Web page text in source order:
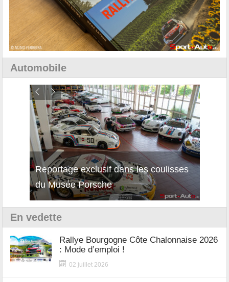
Automobile
Reportage exclusif dans les coulisses
du Musée Porsche
Découverte de la nouvelle Ferrari
12Cilindri Manuale
En vedette
Rallye Bourgogne Côte Chalonnaise 2026
: Mode d’emploi !
02 juillet 2026